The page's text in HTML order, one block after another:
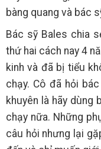
bàng quang và bác
Bác sỹ Bales chia
thứ hai cách nay 4
kinh và đã bị tiểu
chạy. Cô đã hỏi
khuyên là hãy dùng
chạy nữa. Những
câu hỏi nhưng lại